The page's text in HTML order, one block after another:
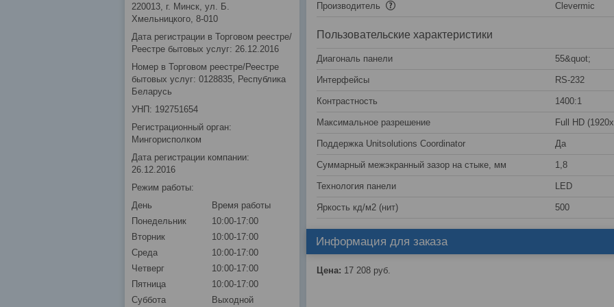
Производитель Clevermic
Пользовательские характеристики
Диагональ панели 55&quot;
Интерфейсы RS-232
Контрастность 1400:1
Максимальное разрешение Full HD
Поддержка Unitsolutions Coordinator Да
Суммарный межэкранный зазор на стыке, мм 1,8
Технология панели LED
Яркость кд/м2 (нит) 500
Информация для заказа
Цена: 17 208 руб.
220013, г. Минск, ул. Б.
Хмельницкого, 8-010
Дата регистрации в Торговом реестре/
Реестре бытовых услуг: 26.12.2016
Номер в Торговом реестре/Реестре
бытовых услуг: 0128835, Республика
Беларусь
УНП: 192751654
Регистрационный орган:
Мингорисполком
Дата регистрации компании:
26.12.2016
Режим работы:
День
Время работы
Понедельник
10:00-17:00
Вторник
10:00-17:00
Среда
10:00-17:00
Четверг
10:00-17:00
Пятница
10:00-17:00
Суббота
Выходной